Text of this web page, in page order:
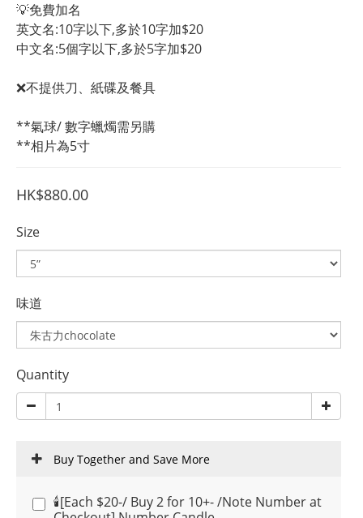
💡免費加名
英文名:10字以下,多於10字加$20
中文名:5個字以下,多於5字加$20
❌不提供刀、紙碟及餐具
**氣球/ 數字蠟燭需另購
**相片為5寸
HK$880.00
Size
味道
Quantity
Buy Together and Save More
🕯️[Each $20-/ Buy 2 for 10+- /Note Number at